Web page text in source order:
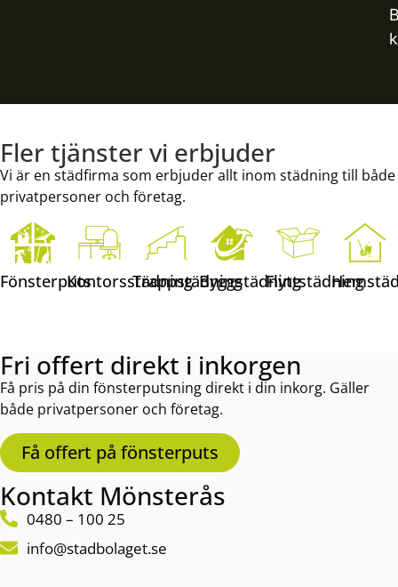
Fler tjänster vi erbjuder
Vi är en städfirma som erbjuder allt inom städning till både
privatpersoner och företag.
FönsterputsKontorsstädning
TrappstädningByggstädningFlyttstädning
Fri offert direkt i inkorgen
Få pris på din fönsterputsning direkt i din inkorg. Gäller
både privatpersoner och företag.
Få offert på fönsterputs
Kontakt Mönsterås
0480 – 100 25
info@stadbolaget.se